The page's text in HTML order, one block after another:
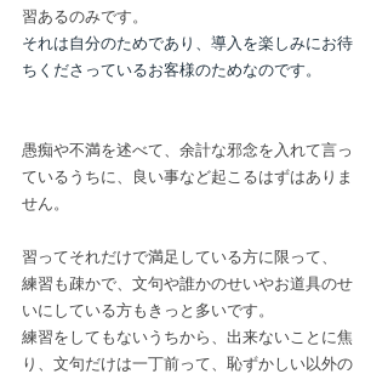
習あるのみです。
それは自分のためであり、導入を楽しみにお待
ちくださっているお客様のためなのです。
愚痴や不満を述べて、余計な邪念を入れて言っ
ているうちに、良い事など起こるはずはありま
せん。
習ってそれだけで満足している方に限って、
練習も疎かで、文句や誰かのせいやお道具のせ
いにしている方もきっと多いです。
練習をしてもないうちから、出来ないことに焦
り、文句だけは一丁前って、恥ずかしい以外の